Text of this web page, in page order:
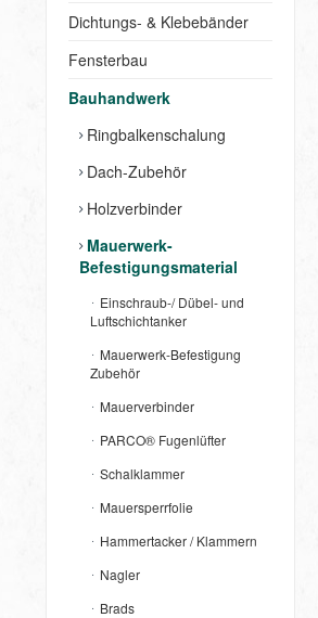
Dichtungs- & Klebebänder
Fensterbau
Bauhandwerk
Ringbalkenschalung
Dach-Zubehör
Holzverbinder
Mauerwerk-
Befestigungsmaterial
Einschraub-/ Dübel- und
Luftschichtanker
Mauerwerk-Befestigung
Zubehör
Mauerverbinder
PARCO® Fugenlüfter
Schalklammer
Mauersperrfolie
Hammertacker / Klammern
Nagler
Brads